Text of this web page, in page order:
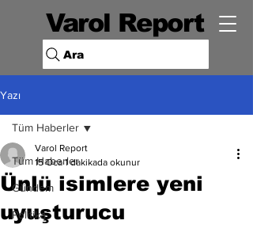
Varol Report
Ara
Yazı
Tüm Haberler
Gündem
Politika
Tüm Haberler
Ünlü isimlere yeni
uyuşturucu
Varol Report
15 Oca 1 dakikada okunur